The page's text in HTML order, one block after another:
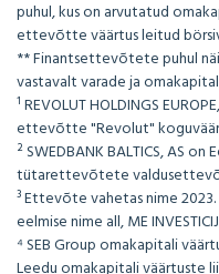
puhul, kus on arvutatud
ettevõtte väärtus leitud
** Finantsettevõtete puhul
vastavalt varade ja
¹ REVOLUT HOLDINGS
ettevõtte "Revolut"
² SWEDBANK BALTICS, AS
tütarettevõtete
³ Ettevõte vahetas nime
eelmise nime all, ME
⁴ SEB Group omakapitali
Leedu omakapitali